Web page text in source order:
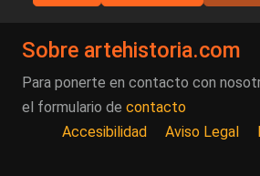
Sobre artehistoria.com
Para ponerte en contacto con
el formulario de contacto
Accesibilidad
Aviso Legal